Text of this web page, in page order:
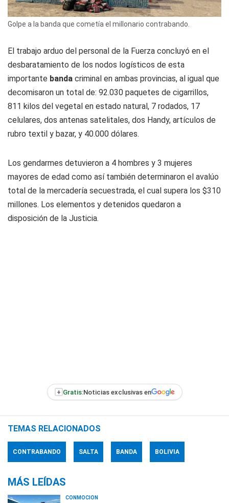
Golpe a la banda que cometía el millonario contrabando.
El trabajo arduo del personal de la Fuerza concluyó en el
desbaratamiento de los nodos logísticos de esta
importante banda criminal en ambas provincias, al igual que
decomisaron un total de: 92.030 paquetes de cigarrillos,
811 kilos del vegetal en estado natural, 7 rodados, 17
celulares, dos antenas satelitales, dos Handy, artículos de
rubro textil y bazar, y 40.000 dólares.
Los gendarmes detuvieron a 4 hombres y 3 mujeres
mayores de edad como así también determinaron el avalúo
total de la mercadería secuestrada, el cual supera los $310
millones. Los elementos y detenidos quedaron a
disposición de la Justicia.
+ Gratis:Noticias exclusivas en
TEMAS RELACIONADOS
CONTRABANDO SALTA BANDA BOLIVIA
MÁS LEÍDAS
CONMOCIÓN